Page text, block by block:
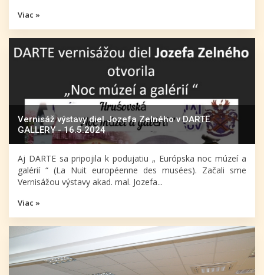
Viac »
Vernisáž výstavy diel Jozefa Zelného v DARTE
GALLERY - 16.5.2024
Aj DARTE sa pripojila k podujatiu „ Európska noc múzeí a
galérií “ (La Nuit européenne des musées). Začali sme
Vernisážou výstavy akad. mal. Jozefa...
Viac »